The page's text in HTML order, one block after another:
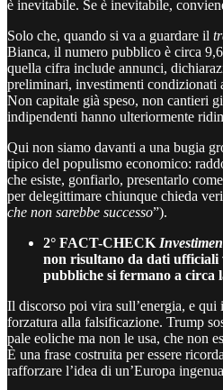
è inevitabile. Se è inevitabile,
Solo che, quando si va a guardare il
Bianca, il numero pubblico è circa
quella cifra include annunci,
preliminari, investimenti condizionati
Non capitale già speso, non cantieri
indipendenti hanno ulteriormente
Qui non siamo davanti a una bugia
tipico del populismo economico:
che esiste, gonfiarlo, presentarlo
per delegittimare chiunque chieda
che non sarebbe successo”).
2° FACT-CHECK
non risultano da dati ufficiali
pubbliche si fermano a circa
Il discorso poi vira sull’energia, e qui
forzatura alla falsificazione. Trump
pale eoliche ma non le usa, che non
È una frase costruita per essere
rafforzare l’idea di un’Europa